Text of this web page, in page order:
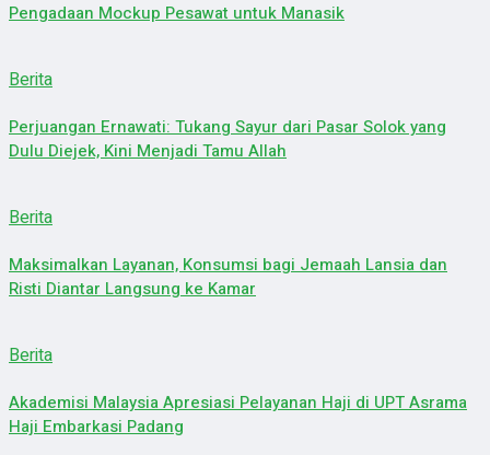
Pengadaan Mockup Pesawat untuk Manasik
Berita
Perjuangan Ernawati: Tukang Sayur dari Pasar Solok yang
Dulu Diejek, Kini Menjadi Tamu Allah
Berita
Maksimalkan Layanan, Konsumsi bagi Jemaah Lansia dan
Risti Diantar Langsung ke Kamar
Berita
Akademisi Malaysia Apresiasi Pelayanan Haji di UPT Asrama
Haji Embarkasi Padang